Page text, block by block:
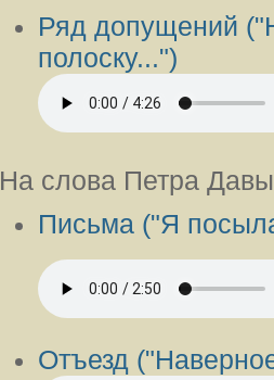
Ряд допущений
полоску...")
На слова Петра
Письма ("Я
Отъезд